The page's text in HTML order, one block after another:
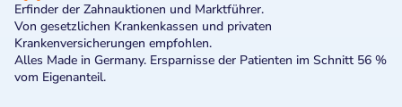
Erfinder der Zahnauktionen und Marktführer.
Von gesetzlichen Krankenkassen und privaten
Krankenversicherungen empfohlen.
Alles Made in Germany. Ersparnisse der Patienten im Schnitt 56 %
vom Eigenanteil.